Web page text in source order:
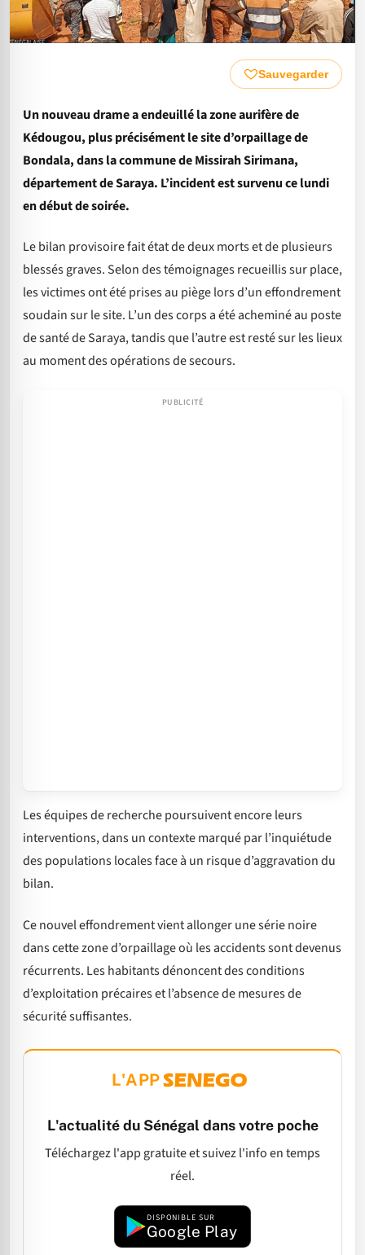
Sauvegarder
Un nouveau drame a endeuillé la zone aurifère de
Kédougou, plus précisément le site d’orpaillage de
Bondala, dans la commune de Missirah Sirimana,
département de Saraya. L’incident est survenu ce lundi
en début de soirée.
Le bilan provisoire fait état de deux morts et de plusieurs
blessés graves. Selon des témoignages recueillis sur place,
les victimes ont été prises au piège lors d’un effondrement
soudain sur le site. L’un des corps a été acheminé au poste
de santé de Saraya, tandis que l’autre est resté sur les lieux
au moment des opérations de secours.
Les équipes de recherche poursuivent encore leurs
interventions, dans un contexte marqué par l’inquiétude
des populations locales face à un risque d’aggravation du
bilan.
Ce nouvel effondrement vient allonger une série noire
dans cette zone d’orpaillage où les accidents sont devenus
récurrents. Les habitants dénoncent des conditions
d’exploitation précaires et l’absence de mesures de
sécurité suffisantes.
L'APP
L'actualité du Sénégal dans votre poche
Téléchargez l'app gratuite et suivez l'info en temps
réel.
DISPONIBLE SUR
Google Play